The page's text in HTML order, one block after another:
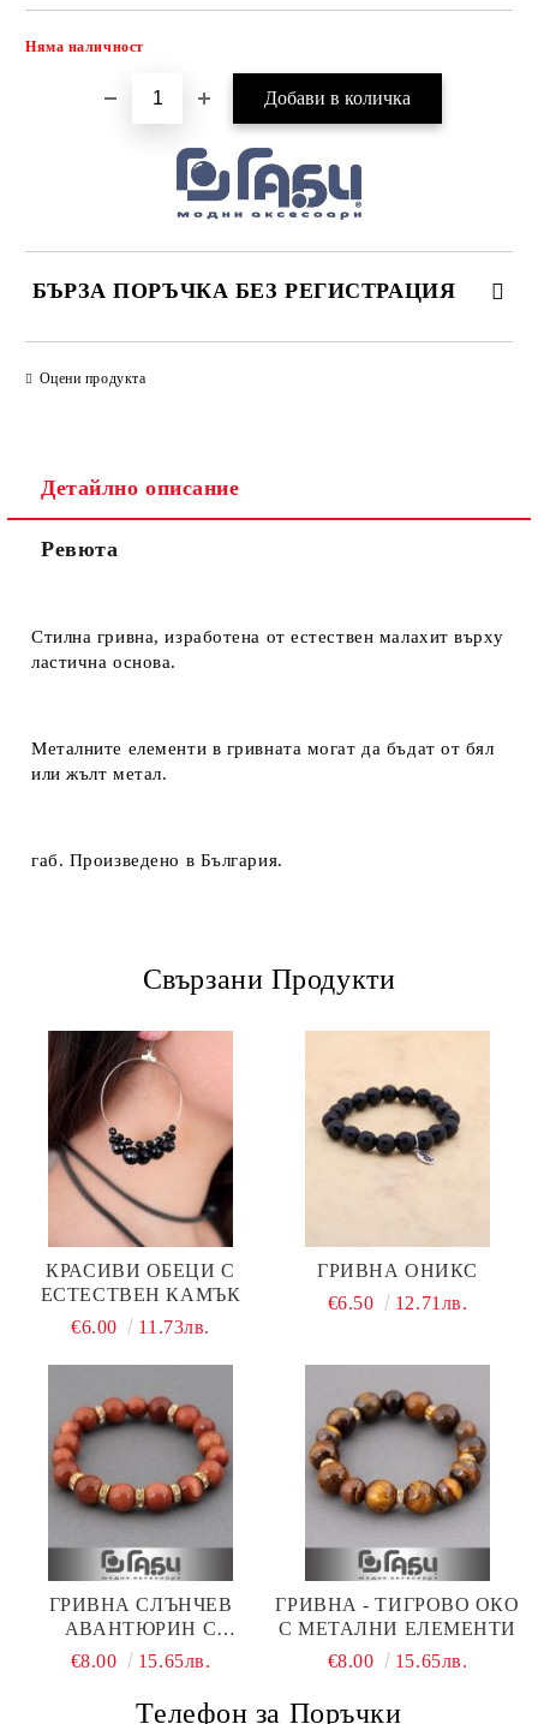
Няма наличност
БЪРЗА ПОРЪЧКА БЕЗ РЕГИСТРАЦИЯ
Оцени продукта
Детайлно описание
Ревюта
Стилна гривна, изработена от естествен малахит върху
ластична основа.
Металните елементи в гривната могат да бъдат от бял
или жълт метал.
габ. Произведено в България.
Свързани Продукти
КРАСИВИ ОБЕЦИ С
ЕСТЕСТВЕН КАМЪК
€6.00
11.73лв.
ГРИВНА ОНИКС
€6.50
12.71лв.
ГРИВНА СЛЪНЧЕВ
АВАНТЮРИН С
МЕТАЛНИ ЕЛЕМЕНТИ
€8.00 15.65лв.
ГРИВНА - ТИГРОВО ОКО
С МЕТАЛНИ ЕЛЕМЕНТИ
€8.00
15.65лв.
Телефон за Поръчки